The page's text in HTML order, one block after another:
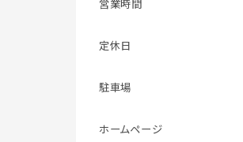
営業時間
定休日
駐車場
ホームページ